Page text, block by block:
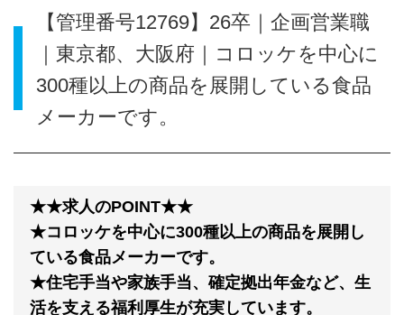
【管理番号12769】26卒｜企画営業職
｜東京都、大阪府｜コロッケを中心に
300種以上の商品を展開している食品
メーカーです。
★★求人のPOINT★★
★コロッケを中心に300種以上の商品を展開し
ている食品メーカーです。
★住宅手当や家族手当、確定拠出年金など、生
活を支える福利厚生が充実しています。